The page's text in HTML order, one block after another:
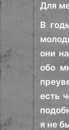
Для
В
они
обо
есть
я не